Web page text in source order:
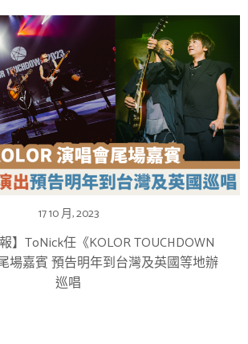
17 10 月, 2023
】ToNick任《KOLOR TOUCHDOWN
場嘉賓 預告明年到台灣及英國等地辦
巡唱